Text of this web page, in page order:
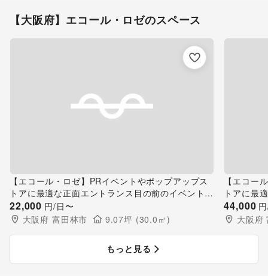
【大阪府】エコール・ロゼのスペース
【エコール・ロゼ】PRイベントやポップアップス
トアに最適な正面エントランス目の前のイベントス
ペース
22,000 円/日〜
大阪府 富田林市 9.07坪 (30.0 ㎡)
【エコー
トアに最
ペース
44,000
大阪府
もっと見る